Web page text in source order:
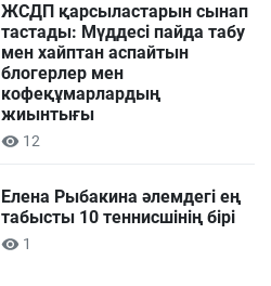
ЖСДП қарсыластарын сынап
тастады: Мүддесі пайда табу
мен хайптан аспайтын
блогерлер мен
кофеқұмарлардың
жиынтығы
12
Елена Рыбакина әлемдегі ең
табысты 10 теннисшінің бірі
1